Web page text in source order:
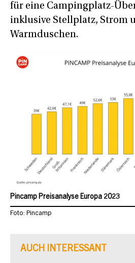
für eine Campingplatz-
inklusive Stellplatz, Strom
Warmduschen.
Pincamp Preisanalyse Europa 2023
Foto: Pincamp
AUCH INTERESSANT